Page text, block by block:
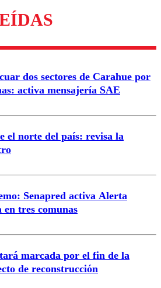
Enviar comentario
dos sectores de Carahue por
activa mensajería SAE
el norte del país: revisa la
Senapred activa Alerta
tres comunas
marcada por el fin de la
de reconstrucción